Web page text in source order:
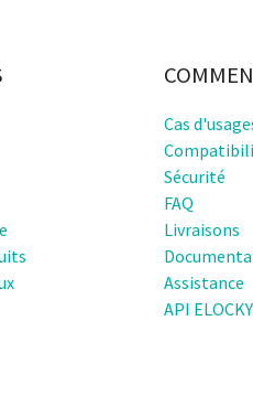
Cas
Sécurité
FAQ
Livraisons
Assistance
API ELOCKY